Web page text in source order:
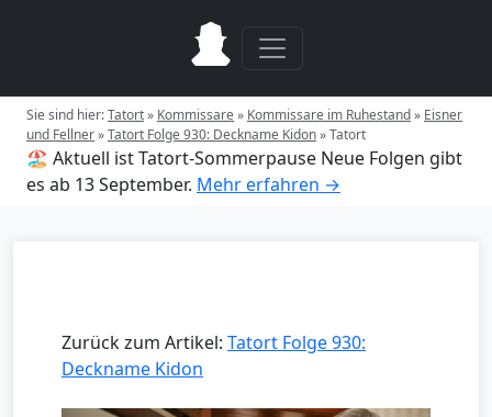
Sie sind hier:Tatort» Kommissare» Kommissare im Ruhestand» Eisner
und Fellner»Tatort Folge 930: Deckname Kidon»Tatort
🏖️ Aktuell ist Tatort-Sommerpause Neue Folgen gibt
es ab 13 September. Mehr erfahren →
Zurück zum Artikel: Tatort Folge 930:
Deckname Kidon